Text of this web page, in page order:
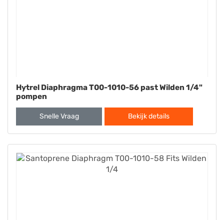
Hytrel Diaphragma T00-1010-56 past Wilden 1/4"
pompen
Snelle Vraag Bekijk details